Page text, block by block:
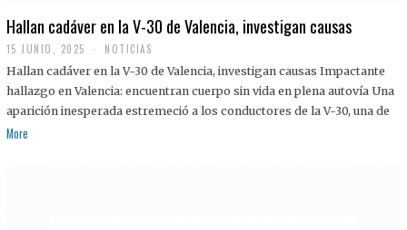
Hallan cadáver en la V-30 de Valencia, investigan causas
15 JUNIO, 2025 NOTICIAS
Hallan cadáver en la V-30 de Valencia, investigan causas Impactante
hallazgo en Valencia: encuentran cuerpo sin vida en plena autovía Una
aparición inesperada estremeció a los conductores de la V-30, una de
More